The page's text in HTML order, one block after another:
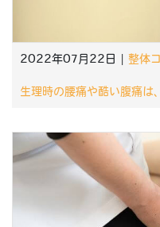
2022年07月22日 | 整体
生理時の腰痛や酷い腹痛は